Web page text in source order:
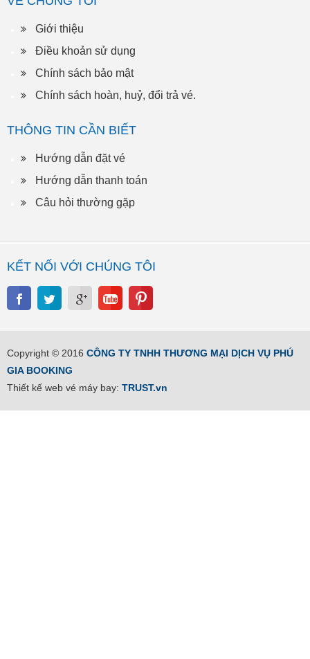
Giới thiệu
Điều khoản sử dụng
Chính sách bảo mật
Chính sách hoàn, huỷ, đổi trả vé.
THÔNG TIN CẦN BIẾT
Hướng dẫn đặt vé
Hướng dẫn thanh toán
Câu hỏi thường gặp
KẾT NỐI VỚI CHÚNG TÔI
Copyright © 2016 CÔNG TY TNHH THƯƠNG MẠI DỊCH VỤ PHÚ
GIA BOOKING
Thiết kế web vé máy bay: TRUST.vn